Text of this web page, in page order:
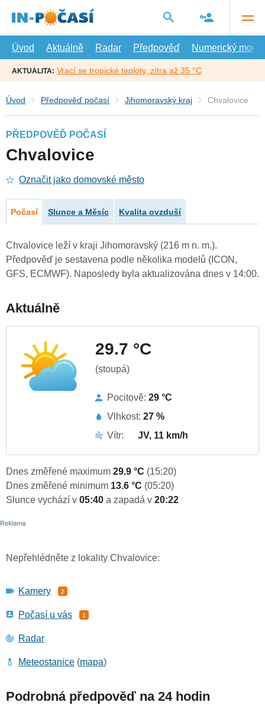
hlavní
Úvod
Aktuálně Radar Předpověď Numerický model
AKTUALITA: Vrací se tropické teploty, zítra až 35 °C
Úvod Předpověď počasí Jihomoravský kraj Chvalovice
PŘEDPOVĚĎ POČASÍ
Chvalovice
Označit jako domovské město
Počasí Slunce a Měsíc Kvalita ovzduší
Chvalovice leží v kraji Jihomoravský (216 m n. m.).
Předpověď je sestavena podle několika modelů (ICON,
GFS, ECMWF). Naposledy byla aktualizována dnes v 14:00.
Aktuálně
29.7 °C
(stoupá)
Pocitově: 29 °C
Vlhkost: 27 %
Vítr:
JV, 11 km/h
Dnes změřené maximum 29.9 °C (15:20)
Dnes změřené minimum 13.6 °C (05:20)
Slunce vychází v 05:40 a zapadá v 20:22
Nepřehlédněte z lokality Chvalovice:
Kamery 2
Počasí u vás 1
Radar
Meteostanice (mapa)
Podrobná předpověď na 24 hodin